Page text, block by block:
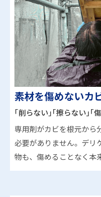
素材を傷めないカ
｢削らない｣｢擦らない｣｢
専用剤がカビを根元から
必要がありません。デリ
物も、傷めることなく本